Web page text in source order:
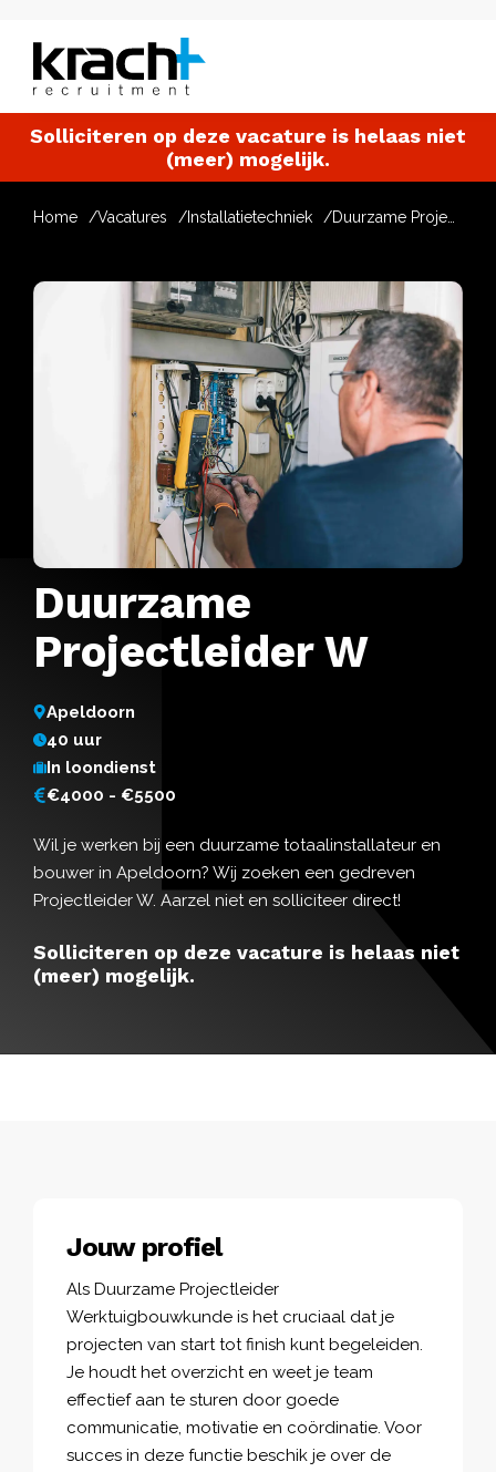
Solliciteren op deze vacature is helaas niet
(meer) mogelijk.
Home Vacatures Installatietechniek
Duurzame
Projectleider W
Apeldoorn
40 uur
In loondienst
€4000 - €5500
Wil je werken bij een duurzame totaalinstallateur en
bouwer in Apeldoorn? Wij zoeken een gedreven
Projectleider W. Aarzel niet en solliciteer direct!
Solliciteren op deze vacature is helaas niet
(meer) mogelijk.
Jouw profiel
Als Duurzame Projectleider
Werktuigbouwkunde is het cruciaal dat je
projecten van start tot finish kunt begeleiden.
Je houdt het overzicht en weet je team
effectief aan te sturen door goede
communicatie, motivatie en coördinatie. Voor
succes in deze functie beschik je over de